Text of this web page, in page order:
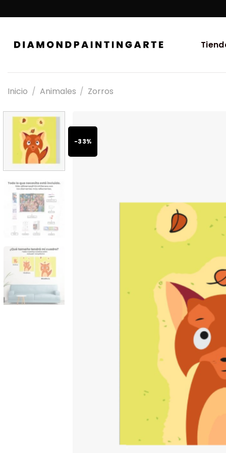
Inicio / Animales / Zorros
-33%